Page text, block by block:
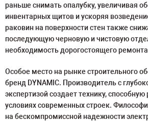
раньше снимать опалубку, увеличивая
инвентарных щитов и ускоряя
раковин на поверхности стен также
последующую черновую и чистовую
необходимость дорогостоящего
Особое место на рынке строительного
бренд DYNAMIC. Производитель с
экспертизой создает технику,
условиях современных строек.
на бескомпромиссной надежности